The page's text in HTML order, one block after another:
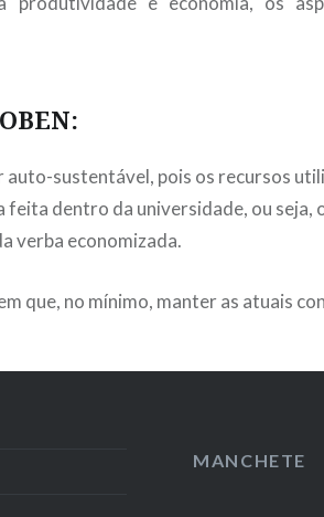
auto-sustentável, pois os recursos
feita dentro da universidade, ou seja,
verba economizada.
que, no mínimo, manter as atuais
MANCHETE